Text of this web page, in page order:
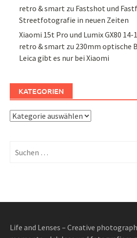
retro & smart zu Fastshot und
Streetfotografie in neuen Zeiten
Xiaomi 15t Pro und Lumix GX80
retro & smart zu 230mm optische
Leica gibt es nur bei Xiaomi
KATEGORIEN
Kategorien
nach:
Life and Lenses – Creative